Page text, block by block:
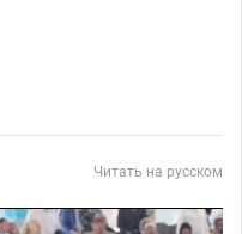
Читать на русском